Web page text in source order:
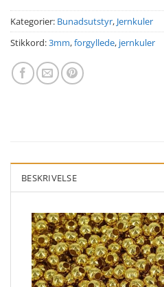
Kategorier: Bunadsutstyr, Jernkuler
Stikkord:3mm,forgyllede, jernkuler
BESKRIVELSE